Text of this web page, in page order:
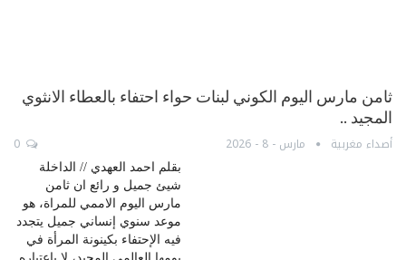
ثامن مارس اليوم الكوني لبنات حواء احتفاء بالعطاء الانثوي
المجيد ..
أصداء مغربية مارس - 8 - 2026
بقلم احمد العهدي // الداخلة
شيئ جميل و رائع ان ثامن
مارس اليوم الاممي للمراة، هو
موعد سنوي إنساني جميل يتجدد
فيه الإحتفاء بكينونة المرأة في